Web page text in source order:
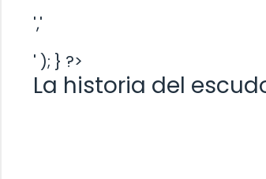
','
' ); } ?>
La historia del